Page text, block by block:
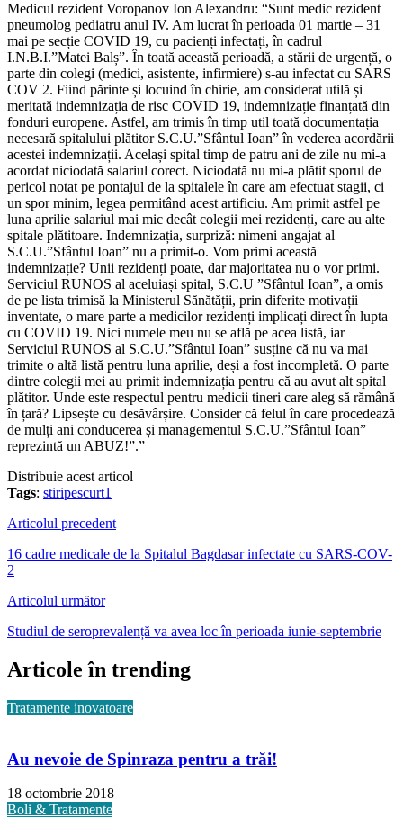
Medicul rezident Voropanov Ion Alexandru: “Sunt medic rezident
pneumolog pediatru anul IV. Am lucrat în perioada 01 martie – 31
mai pe secție COVID 19, cu pacienți infectați, în cadrul
I.N.B.I.”Matei Balș”. În toată această perioadă, a stării de urgență, o
parte din colegi (medici, asistente, infirmiere) s-au infectat cu SARS
COV 2. Fiind părinte și locuind în chirie, am considerat utilă și
meritată indemnizația de risc COVID 19, indemnizație finanțată din
fonduri europene. Astfel, am trimis în timp util toată documentația
necesară spitalului plătitor S.C.U.”Sfântul Ioan” în vederea acordării
acestei indemnizații. Același spital timp de patru ani de zile nu mi-a
acordat niciodată salariul corect. Niciodată nu mi-a plătit sporul de
pericol notat pe pontajul de la spitalele în care am efectuat stagii, ci
un spor minim, legea permitând acest artificiu. Am primit astfel pe
luna aprilie salariul mai mic decât colegii mei rezidenți, care au alte
spitale plătitoare. Indemnizația, surpriză: nimeni angajat al
S.C.U.”Sfântul Ioan” nu a primit-o. Vom primi această
indemnizație? Unii rezidenți poate, dar majoritatea nu o vor primi.
Serviciul RUNOS al aceluiași spital, S.C.U ”Sfântul Ioan”, a omis
de pe lista trimisă la Ministerul Sănătății, prin diferite motivații
inventate, o mare parte a medicilor rezidenți implicați direct în lupta
cu COVID 19. Nici numele meu nu se află pe acea listă, iar
Serviciul RUNOS al S.C.U.”Sfântul Ioan” susține că nu va mai
trimite o altă listă pentru luna aprilie, deși a fost incompletă. O parte
dintre colegii mei au primit indemnizația pentru că au avut alt spital
plătitor. Unde este respectul pentru medicii tineri care aleg să rămână
în țară? Lipsește cu desăvârșire. Consider că felul în care procedează
de mulți ani conducerea și managementul S.C.U.”Sfântul Ioan”
reprezintă un ABUZ!”.”
Distribuie acest articol
Tags: stiripescurt1
Articolul precedent
16 cadre medicale de la Spitalul Bagdasar infectate cu SARS-COV-
2
Articolul următor
Studiul de seroprevalență va avea loc în perioada iunie-septembrie
Articole în trending
Tratamente inovatoare
Au nevoie de Spinraza pentru a trăi!
18 octombrie 2018
Boli & Tratamente